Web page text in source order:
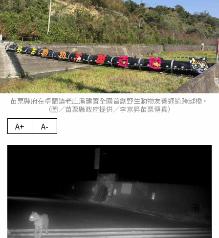
苗栗縣府在卓蘭鎮老庄溪建置全國首創野生動物友善通道跨越橋。
（圖／苗栗縣政府提供／李京昇苗栗傳真）
A+ A-